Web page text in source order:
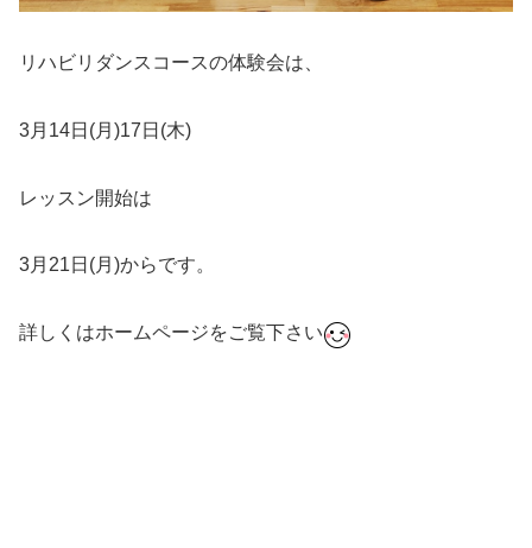
リハビリダンスコースの体験会は、
3月14日(月)17日(木)
レッスン開始は
3月21日(月)からです。
詳しくはホームページをご覧下さい